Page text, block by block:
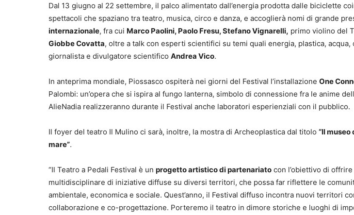
Dal 13 giugno al 22 settembre, il palco alimentato dall’energia prodotta dalle biciclette
spettacoli che spaziano tra teatro, musica, circo e danza, e accoglierà nomi di grande
internazionale, fra cui Marco Paolini, Paolo Fresu, Stefano Vignarelli, primo violino del
Giobbe Covatta, oltre a talk con esperti scientifici su temi quali energia, plastica, acqua,
giornalista e divulgatore scientifico Andrea Vico.
In anteprima mondiale, Piossasco ospiterà nei giorni del Festival l’installazione One
Palombi: un’opera che si ispira al fungo lanterna, simbolo di connessione fra le anime
AlieNadia realizzeranno durante il Festival anche laboratori esperienziali con il pubblico.
Il foyer del teatro Il Mulino ci sarà, inoltre, la mostra di Archeoplastica dal titolo “Il
mare”.
“Il Teatro a Pedali Festival è un progetto artistico di partenariato con l’obiettivo di
multidisciplinare di iniziative diffuse su diversi territori, che possa far riflettere le
ambientale, economica e sociale. Quest’anno, il Festival diffuso incontra nuovi territori
collaborazione e co-progettazione. Porteremo il teatro in dimore storiche e luoghi di